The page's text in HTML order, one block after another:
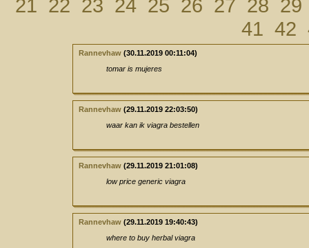
21 22 23 24 25 26 27 28 29
41 42
Rannevhaw (30.11.2019 00:11:04)
tomar is mujeres
Rannevhaw (29.11.2019 22:03:50)
waar kan ik viagra bestellen
Rannevhaw (29.11.2019 21:01:08)
low price generic viagra
Rannevhaw (29.11.2019 19:40:43)
where to buy herbal viagra